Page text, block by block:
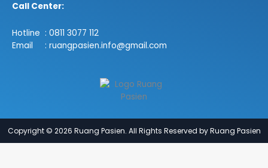
Call Center:
Hotline : 0811 3077 112
Email : ruangpasien.info@gmail.com
Copyright © 2026 Ruang Pasien. All Rights Reserved by Ruang Pasien